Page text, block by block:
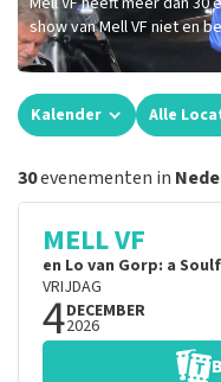
show van Mell VF niet en
Kalender Alle
30evenementen in
MELL VF
en Lo van Gorp: a
VRIJDAG
4DECEMBER
2026